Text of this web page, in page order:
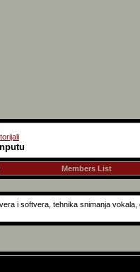
Members List
i softvera, tehnika snimanja